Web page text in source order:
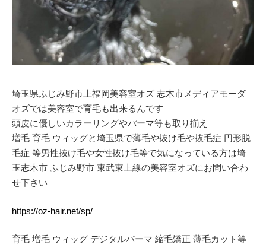
埼玉県ふじみ野市上福岡美容室オズ 志木市メディアモーダ
オズでは美容室で育毛も出来るんです
頭皮に優しいカラーリングやパーマ等も取り揃え
増毛 育毛 ウィッグと埼玉県で薄毛や抜け毛や抜毛症 円形脱
毛症 等男性抜け毛や女性抜け毛等で気になっている方は埼
玉志木市 ふじみ野市 東武東上線の美容室オズにお問い合わ
せ下さい
https://oz-hair.net/sp/
育毛 増毛 ウィッグ デジタルパーマ 縮毛矯正 薄毛カット等